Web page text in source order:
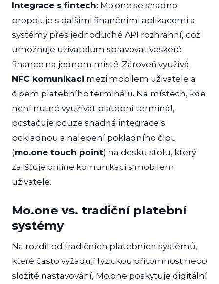
Integrace s fintech: Mo.one se snadno
propojuje s dalšími finančními aplikacemi a
systémy přes jednoduché API rozhranní, což
umožňuje uživatelům spravovat veškeré
finance na jednom místě. Zároveň využívá
NFC komunikaci mezi mobilem uživatele a
čipem platebního terminálu. Na místech, kde
není nutné využívat platební terminál,
postačuje pouze snadná integrace s
pokladnou a nalepení pokladního čipu
(mo.one touch point) na desku stolu, který
zajišťuje online komunikaci s mobilem
uživatele.
Mo.one vs. tradiční platební
systémy
Na rozdíl od tradičních platebních systémů,
které často vyžadují fyzickou přítomnost nebo
složité nastavování, Mo.one poskytuje digitální